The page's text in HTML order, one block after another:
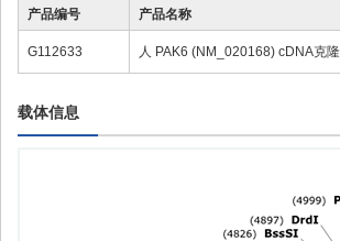
产品编号 产品名称
G112633 人 PAK6 (NM_020168) cDNA克隆
载体信息